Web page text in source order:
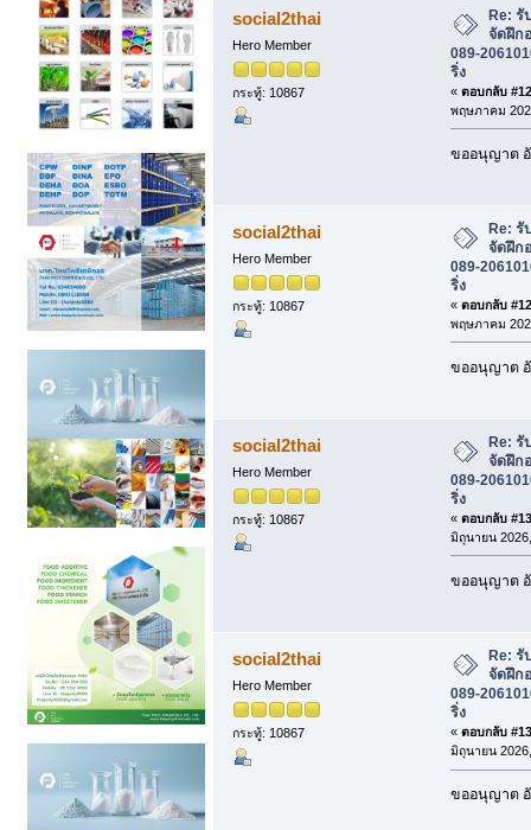
social2thai
Hero Member
กระทู้: 10867
Re: รั
จัดฝึก
089-
ริ่ง
« ตอบกลับ
พฤษภาคม
ขออนุญาต
social2thai
Hero Member
กระทู้: 10867
Re: รั
จัดฝึก
089-
ริ่ง
« ตอบกลับ
พฤษภาคม
ขออนุญาต
social2thai
Hero Member
กระทู้: 10867
Re: รั
จัดฝึก
089-
ริ่ง
« ตอบกลับ
มิถุนายน
ขออนุญาต
social2thai
Hero Member
กระทู้: 10867
Re: รั
จัดฝึก
089-
ริ่ง
« ตอบกลับ
มิถุนายน
ขออนุญาต